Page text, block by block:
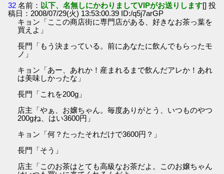
32 名前： 以下、名無しにかわりましてVIPがお送りします[] 投
稿日：2008/07/29(火) 13:53:00.39 ID:/q5j7arGP
キョン「ここの商店街に専門店がある、好きなお茶っ葉を
買えよ」
長門「もう決まっている。前にあなたに飲んでもらったモ
ノ」
キョン「あー、あれか！産まれるまで飲んだアレか！あれ
は美味しかったな」
長門「これを200g」
店主「やぁ、お嬢ちゃん。毎度ありがとう、いつものやつ
200gね、はい3600円」
キョン「何？たったそれだけで3600円？」
長門「そう」
店主「このお茶はとても高級なお茶だよ。このお嬢ちゃん